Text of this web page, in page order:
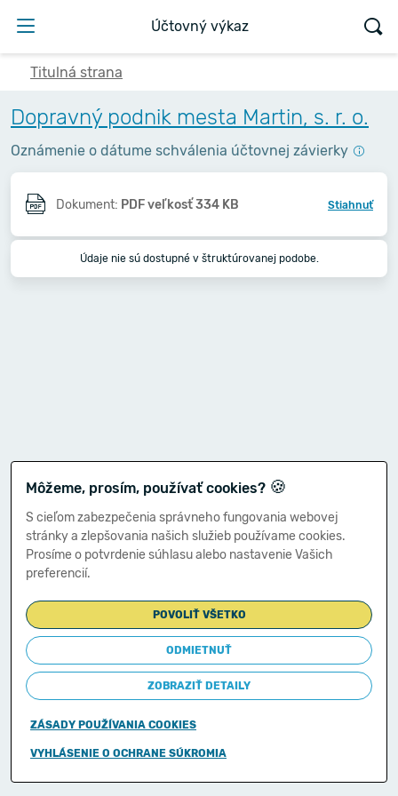
Účtovný výkaz
Titulná strana
Dopravný podnik mesta Martin, s. r. o.
Oznámenie o dátume schválenia účtovnej závierky
Dokument: PDF veľkosť 334 KB Stiahnuť
Údaje nie sú dostupné v štruktúrovanej podobe.
Môžeme, prosím, používať cookies? 🍪
S cieľom zabezpečenia správneho fungovania webovej
stránky a zlepšovania našich služieb používame cookies.
Prosíme o potvrdenie súhlasu alebo nastavenie Vašich
preferencií.
POVOLIŤ VŠETKO
ODMIETNUŤ
ZOBRAZIŤ DETAILY
ZÁSADY POUŽÍVANIA COOKIES
VYHLÁSENIE O OCHRANE SÚKROMIA
Copyright © 2011-2026